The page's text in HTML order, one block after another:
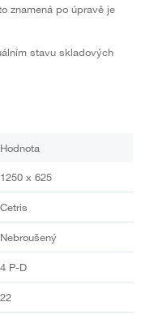
znamená po úpravě je
stavu skladových
Hodnota
1250 x 625
Cetris
Nebroušený
4 P-D
22